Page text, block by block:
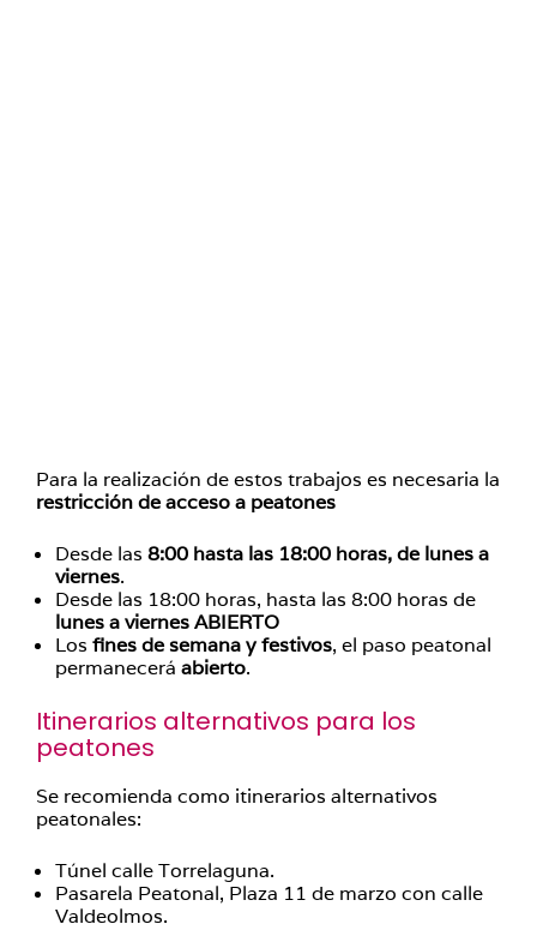
Para la realización de estos trabajos es necesaria la
restricción de acceso a peatones
Desde las 8:00 hasta las 18:00 horas, de lunes a
viernes.
Desde las 18:00 horas, hasta las 8:00 horas de
lunes a viernes ABIERTO
Los fines de semana y festivos, el paso peatonal
permanecerá abierto.
Itinerarios alternativos para los
peatones
Se recomienda como itinerarios alternativos
peatonales:
Túnel calle Torrelaguna.
Pasarela Peatonal, Plaza 11 de marzo con calle
Valdeolmos.